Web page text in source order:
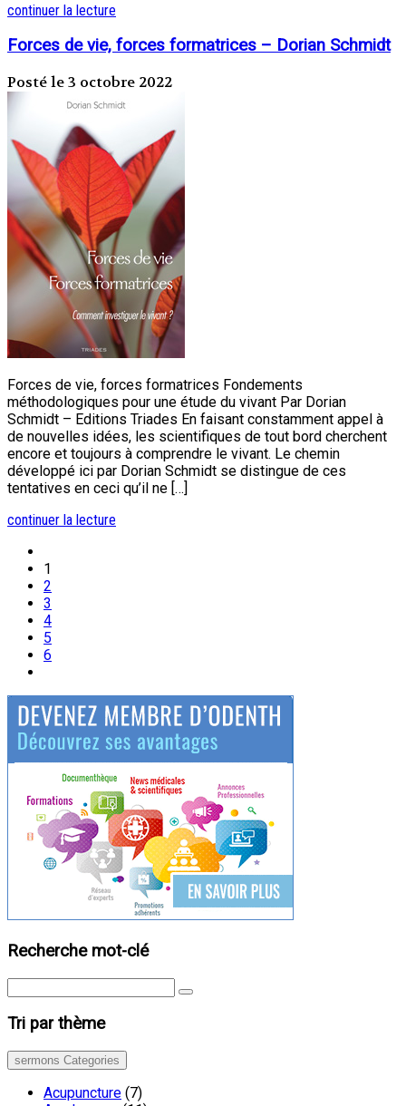
continuer la lecture
Forces de vie, forces formatrices – Dorian Schmidt
Posté le 3 octobre 2022
Forces de vie, forces formatrices Fondements
méthodologiques pour une étude du vivant Par Dorian
Schmidt – Editions Triades En faisant constamment appel à
de nouvelles idées, les scientifiques de tout bord cherchent
encore et toujours à comprendre le vivant. Le chemin
développé ici par Dorian Schmidt se distingue de ces
tentatives en ceci qu’il ne […]
continuer la lecture
1
2
3
4
5
6
Recherche mot-clé
Tri par thème
sermons Categories
Acupuncture (7)